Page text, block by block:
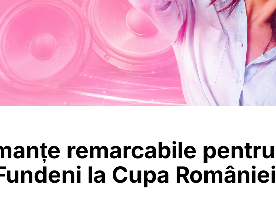
remarcabile pentru
la Cupa României